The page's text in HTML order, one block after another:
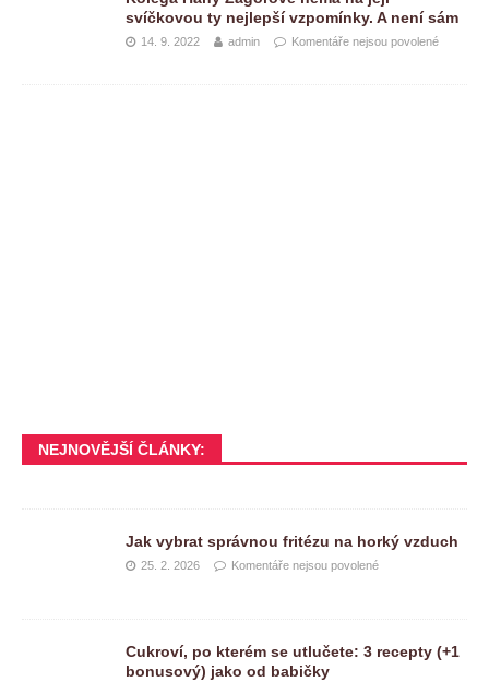
svíčkovou ty nejlepší vzpomínky. A není sám
14. 9. 2022 admin Komentáře nejsou povolené
NEJNOVĚJŠÍ ČLÁNKY:
Jak vybrat správnou fritézu na horký vzduch
25. 2. 2026 Komentáře nejsou povolené
Cukroví, po kterém se utlučete: 3 recepty (+1
bonusový) jako od babičky